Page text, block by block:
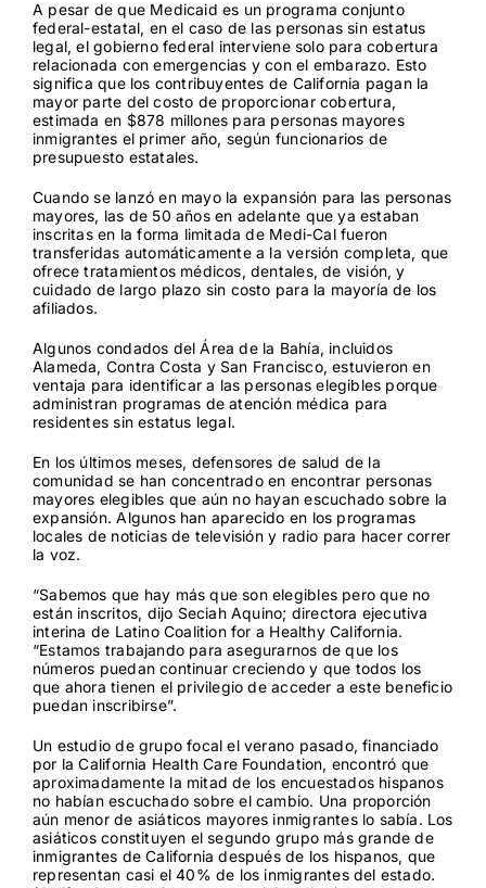
A pesar de que Medicaid es un programa conjunto
federal-estatal, en el caso de las personas sin estatus
legal, el gobierno federal interviene solo para cobertura
relacionada con emergencias y con el embarazo. Esto
significa que los contribuyentes de California pagan la
mayor parte del costo de proporcionar cobertura,
estimada en $878 millones para personas mayores
inmigrantes el primer año, según funcionarios de
presupuesto estatales.
Cuando se lanzó en mayo la expansión para las personas
mayores, las de 50 años en adelante que ya estaban
inscritas en la forma limitada de Medi-Cal fueron
transferidas automáticamente a la versión completa, que
ofrece tratamientos médicos, dentales, de visión, y
cuidado de largo plazo sin costo para la mayoría de los
afiliados.
Algunos condados del Área de la Bahía, incluidos
Alameda, Contra Costa y San Francisco, estuvieron en
ventaja para identificar a las personas elegibles porque
administran programas de atención médica para
residentes sin estatus legal.
En los últimos meses, defensores de salud de la
comunidad se han concentrado en encontrar personas
mayores elegibles que aún no hayan escuchado sobre la
expansión. Algunos han aparecido en los programas
locales de noticias de televisión y radio para hacer correr
la voz.
“Sabemos que hay más que son elegibles pero que no
están inscritos, dijo Seciah Aquino; directora ejecutiva
interina de Latino Coalition for a Healthy California.
“Estamos trabajando para asegurarnos de que los
números puedan continuar creciendo y que todos los
que ahora tienen el privilegio de acceder a este beneficio
puedan inscribirse”.
Un estudio de grupo focal el verano pasado, financiado
por laCalifornia Health Care Foundation, encontró que
aproximadamente la mitad de los encuestados hispanos
no habían escuchado sobre el cambio. Una proporción
aún menor de asiáticos mayores inmigrantes lo sabía. Los
asiáticos constituyen el segundo grupo más grande de
inmigrantes de California después de los hispanos, que
representan casi el 40% de los inmigrantes del estado.